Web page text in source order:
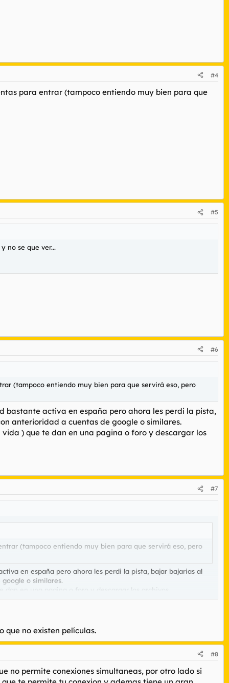
#4
para entrar (tampoco entiendo muy bien para que
#5
no se que ver...
#6
(tampoco entiendo muy bien para que servirá eso, pero
bastante activa en españa pero ahora les perdi la pista,
anterioridad a cuentas de google o similares.
) que te dan en una pagina o foro y descargar los
#7
(tampoco entiendo muy bien para que servirá eso, pero
en españa pero ahora les perdi la pista, bajar bajarias al
o similares.
en una pagina o foro y descargar los archivos.
que no existen películas.
#8
no permite conexiones simultaneas, por otro lado si